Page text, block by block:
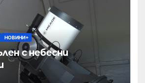
НОВИНИ+
с небесни